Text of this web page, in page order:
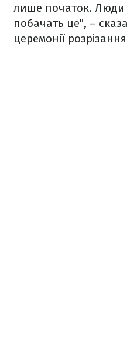
лише початок. Люди у
побачать це", –
церемонії